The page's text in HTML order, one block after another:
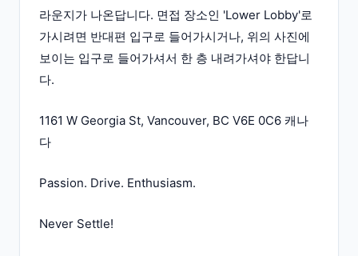
라운지가 나온답니다. 면접 장소인 'Lower Lobby'로
가시려면 반대편 입구로 들어가시거나, 위의 사진에
보이는 입구로 들어가셔서 한 층 내려가셔야 한답니
다.
1161 W Georgia St, Vancouver, BC V6E 0C6 캐나
다
Passion. Drive. Enthusiasm.
Never Settle!